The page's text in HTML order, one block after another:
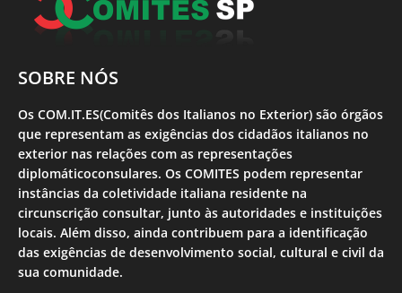
SOBRE NÓS
Os COM.IT.ES(Comitês dos Italianos no Exterior) são órgãos
que representam as exigências dos cidadãos italianos no
exterior nas relações com as representações
diplomáticoconsulares. Os COMITES podem representar
instâncias da coletividade italiana residente na
circunscrição consultar, junto às autoridades e instituições
locais. Além disso, ainda contribuem para a identificação
das exigências de desenvolvimento social, cultural e civil da
sua comunidade.